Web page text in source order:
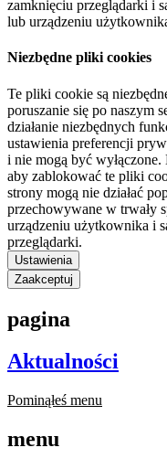
zamknięciu przeglądarki i
lub urządzeniu
Niezbędne pliki cookies
Te pliki cookie są
poruszanie się po naszym
działanie niezbędnych
ustawienia preferencji
i nie mogą być
aby zablokować te pliki
strony mogą nie działać
przechowywane w trwały
urządzeniu użytkownika i
przeglądarki.
Ustawienia
Zaakceptuj
pagina
Aktualności
Pominąłeś menu
menu